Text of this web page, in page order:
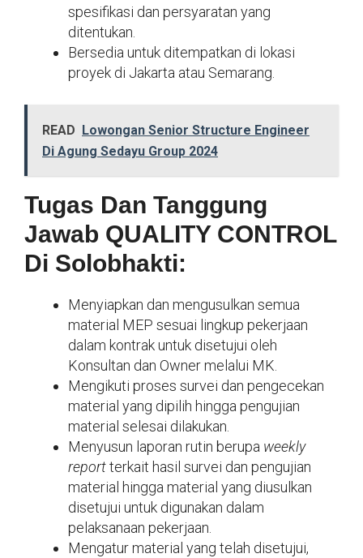
spesifikasi dan persyaratan yang
ditentukan.
Bersedia untuk ditempatkan di lokasi
proyek di Jakarta atau Semarang.
READ Lowongan Senior Structure Engineer
Di Agung Sedayu Group 2024
Tugas Dan Tanggung
Jawab QUALITY CONTROL
Di Solobhakti:
Menyiapkan dan mengusulkan semua
material MEP sesuai lingkup pekerjaan
dalam kontrak untuk disetujui oleh
Konsultan dan Owner melalui MK.
Mengikuti proses survei dan pengecekan
material yang dipilih hingga pengujian
material selesai dilakukan.
Menyusun laporan rutin berupa weekly
reportterkait hasil survei dan pengujian
material hingga material yang diusulkan
disetujui untuk digunakan dalam
pelaksanaan pekerjaan.
Mengatur material yang telah disetujui,